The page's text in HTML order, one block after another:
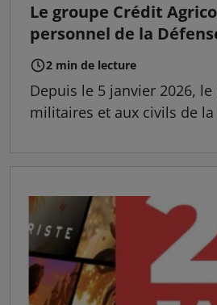
Le groupe Crédit
personnel de la
2 min de lecture
Depuis le 5 janvier 2026,
militaires et aux civils de